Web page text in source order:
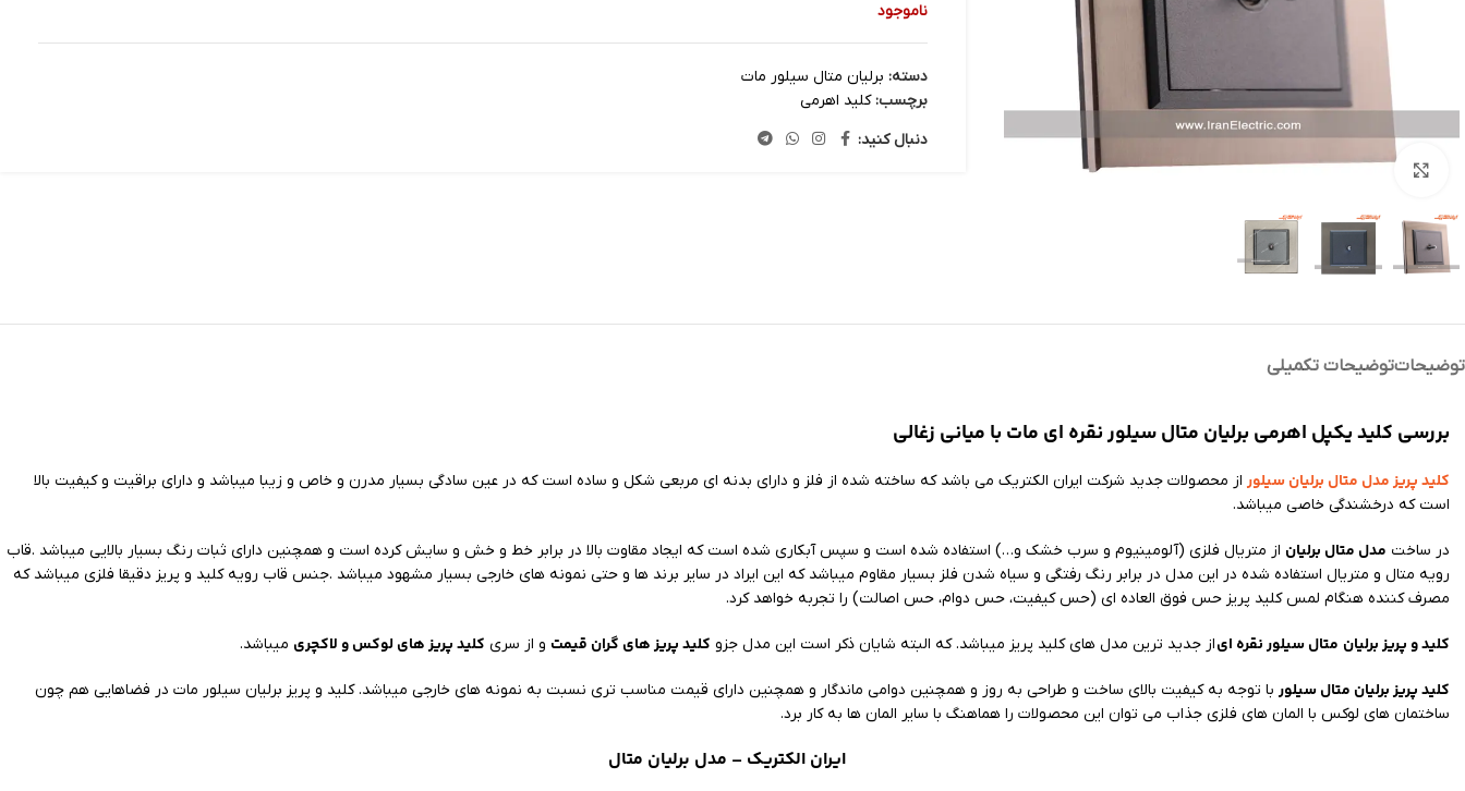
بزرگنمایی تصویر
ناموجود
دسته: برلیان متال سیلور مات
برچسب: کلید اهرمی
دنبال کنید:
توضیحاتتوضیحات تکمیلی
بررسی کلید یکپل اهرمی برلیان متال سیلور نقره ای مات با میانی زغالی
کلید پریز مدل متال برلیان سیلور از محصولات جدید شرکت ایران الکتریک می باشد که ساخته شده از فلز و دارای بدنه ای مربعی شکل و ساده است که در عین سادگی بسیار مدرن و خاص و زیبا میباشد و دارای براقیت و کیفیت بالا
است که درخشندگی خاصی میباشد.
در ساخت مدل متال برلیان از متریال فلزی (آلومینیوم و سرب خشک و…) استفاده شده است و سپس آبکاری شده است که ایجاد مقاوت بالا در برابر خط و خش و سایش کرده است و همچنین دارای ثبات رنگ بسیار بالایی میباشد .قاب
رویه متال و متریال استفاده شده در این مدل در برابر رنگ رفتگی و سیاه شدن فلز بسیار مقاوم میباشد که این ایراد در سایر برند ها و حتی نمونه های خارجی بسیار مشهود میباشد .جنس قاب رویه کلید و پریز دقیقا فلزی میباشد که
مصرف کننده هنگام لمس کلید پریز حس فوق العاده ای (حس کیفیت، حس دوام، حس اصالت) را تجربه خواهد کرد.
کلید و پریز برلیان متال سیلور نقره ایاز جدید ترین مدل های کلید پریز میباشد. که البته شایان ذکر است این مدل جزو کلید پریز های گران قیمت و از سری کلید پریز های لوکس و لاکچری میباشد.
کلید پریز برلیان متال سیلور با توجه به کیفیت بالای ساخت و طراحی به روز و همچنین دوامی ماندگار و همچنین دارای قیمت مناسب تری نسبت به نمونه های خارجی میباشد. کلید و پریز برلیان سیلور مات در فضاهایی هم چون
ساختمان های لوکس با المان های فلزی جذاب می توان این محصولات را هماهنگ با سایر المان ها به کار برد.
ایران الکتریک – مدل برلیان متال